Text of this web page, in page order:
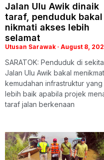
Jalan Ulu Awik dinaik
taraf, penduduk bakal
nikmati akses lebih
selamat
Utusan Sarawak August 8,
SARATOK: Penduduk di
Jalan Ulu Awik bakal
kemudahan infrastruktur yang
lebih baik apabila projek
taraf jalan berkenaan